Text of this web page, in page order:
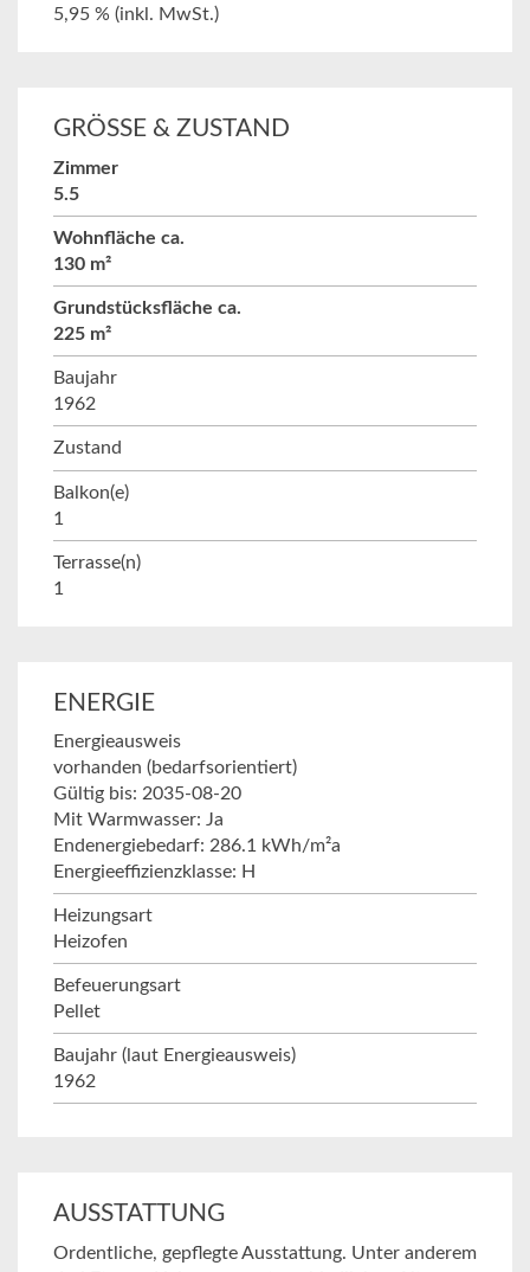
5,95 % (inkl. MwSt.)
GRÖSSE & ZUSTAND
Zimmer
5.5
Wohnfläche ca.
130 m²
Grundstücksfläche ca.
225 m²
Baujahr
1962
Zustand
Balkon(e)
1
Terrasse(n)
1
ENERGIE
Energieausweis
vorhanden (bedarfsorientiert)
Gültig bis: 2035-08-20
Mit Warmwasser: Ja
Endenergiebedarf: 286.1 kWh/m²a
Energieeffizienzklasse: H
Heizungsart
Heizofen
Befeuerungsart
Pellet
Baujahr (laut Energieausweis)
1962
AUSSTATTUNG
Ordentliche, gepflegte Ausstattung. Unter anderem